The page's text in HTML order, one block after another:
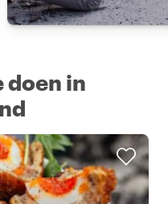
doen in